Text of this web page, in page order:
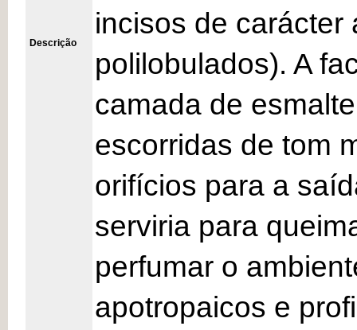
Descrição
incisos de carácter
polilobulados). A
camada de
escorridas de tom
orifícios para a
serviria para
perfumar o
apotropaicos e